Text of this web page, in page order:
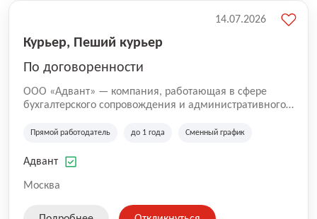
Курьер, Пеший курьер
По договоренности
ООО «Адвант» — компания, работающая в сфере
бухгалтерского сопровождения и административного
зарегистрирована в Санкт-Петербурге и
лиц и коммерческих организаций.
Прямой работодатель до 1 года Сменный график
Адвант
Москва
14.07.2026